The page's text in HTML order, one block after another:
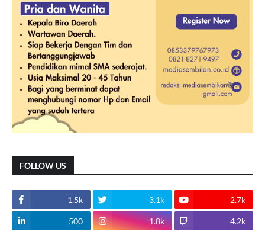
FOLLOW US
1.5k 3.1k 2.7k
500 1.8k 4.2k